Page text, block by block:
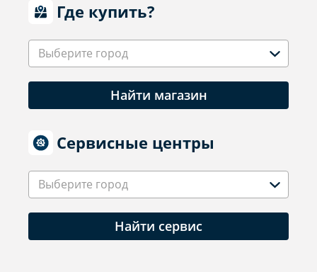
Где купить?
Выберите город
Найти магазин
Сервисные центры
Выберите город
Найти сервис